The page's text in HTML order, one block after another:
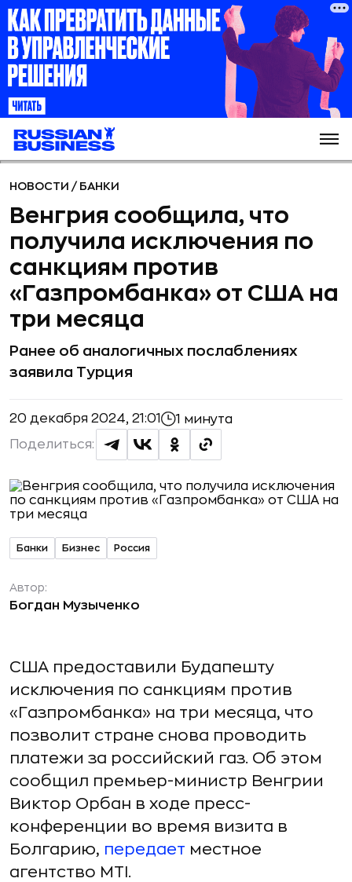
НОВОСТИ / БАНКИ
Венгрия сообщила, что
получила исключения по
санкциям против
«Газпромбанка» от США на
три месяца
Ранее об аналогичных послаблениях
заявила Турция
20 декабря 2024, 21:01 1 минута
Поделиться:
Банки Бизнес Россия
Автор:
Богдан Музыченко
США предоставили Будапешту
исключения по санкциям против
«Газпромбанка» на три месяца, что
позволит стране снова проводить
платежи за российский газ. Об этом
сообщил премьер-министр Венгрии
Виктор Орбан в ходе пресс-
конференции во время визита в
Болгарию, передает местное
агентство MTI.